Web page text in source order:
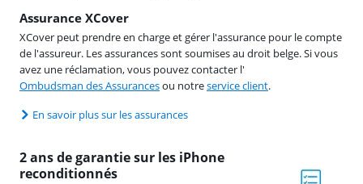
Assurance XCover
XCover peut prendre en charge et gérer l'assurance pour le compte
de l'assureur. Les assurances sont soumises au droit belge. Si vous
avez une réclamation, vous pouvez contacter l'
Ombudsman des Assurancesou notreservice client.
En savoir plus sur les assurances
2 ans de garantie sur les iPhone
reconditionnés